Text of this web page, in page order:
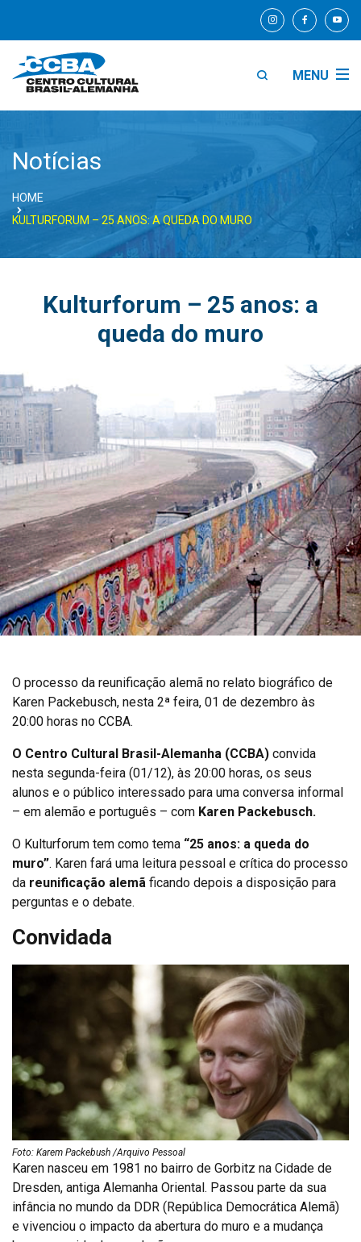
MENU
Notícias
HOME
KULTURFORUM – 25 ANOS: A QUEDA DO MURO
Kulturforum – 25 anos: a
queda do muro
O processo da reunificação alemã no relato biográfico de
Karen Packebusch, nesta 2ª feira, 01 de dezembro às
20:00 horas no CCBA.
O Centro Cultural Brasil-Alemanha (CCBA) convida
nesta segunda-feira (01/12), às 20:00 horas, os seus
alunos e o público interessado para uma conversa informal
– em alemão e português – com Karen Packebusch.
O Kulturforum tem como tema “25 anos: a queda do
muro”. Karen fará uma leitura pessoal e crítica do processo
da reunificação alemã ficando depois a disposição para
perguntas e o debate.
Convidada
Foto: Karem Packebush /Arquivo Pessoal
Karen nasceu em 1981 no bairro de Gorbitz na Cidade de
Dresden, antiga Alemanha Oriental. Passou parte da sua
infância no mundo da DDR (República Democrática Alemã)
e vivenciou o impacto da abertura do muro e a mudança